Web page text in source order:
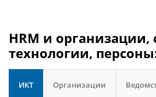
HRM и организации,
технологии,
ИКТ Организации